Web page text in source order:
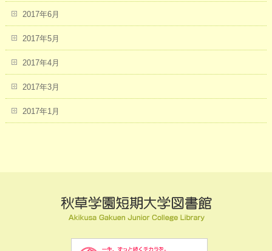
2017年6月
2017年5月
2017年4月
2017年3月
2017年1月